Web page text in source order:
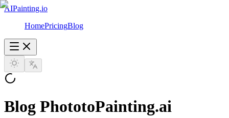
AIPainting.io
HomePricingBlog
Blog PhototoPainting.ai